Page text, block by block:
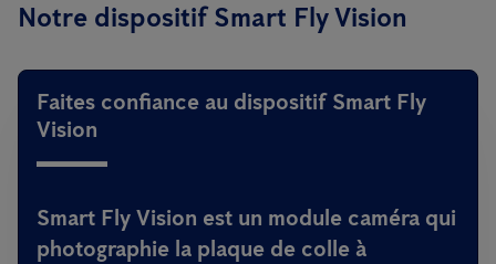
Notre dispositif Smart Fly Vision
Faites confiance au dispositif Smart Fly
Vision
Smart Fly Vision est un module caméra qui
photographie la plaque de colle à